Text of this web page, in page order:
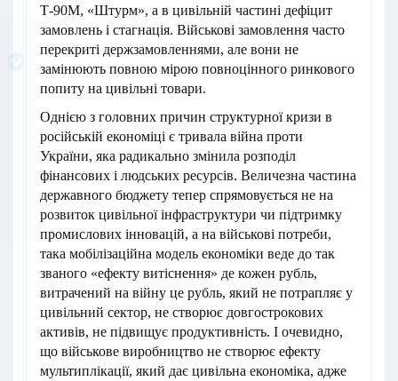
Т-90М, «Штурм», а в цивільній частині дефіцит
замовлень і стагнація. Військові замовлення часто
перекриті держзамовленнями, але вони не
замінюють повною мірою повноцінного ринкового
попиту на цивільні товари.
Однією з головних причин структурної кризи в
російській економіці є тривала війна проти
України, яка радикально змінила розподіл
фінансових і людських ресурсів. Величезна частина
державного бюджету тепер спрямовується не на
розвиток цивільної інфраструктури чи підтримку
промислових інновацій, а на військові потреби,
така мобілізаційна модель економіки веде до так
званого «ефекту витіснення» де кожен рубль,
витрачений на війну це рубль, який не потрапляє у
цивільний сектор, не створює довгострокових
активів, не підвищує продуктивність. І очевидно,
що військове виробництво не створює ефекту
мультиплікації, який дає цивільна економіка, адже